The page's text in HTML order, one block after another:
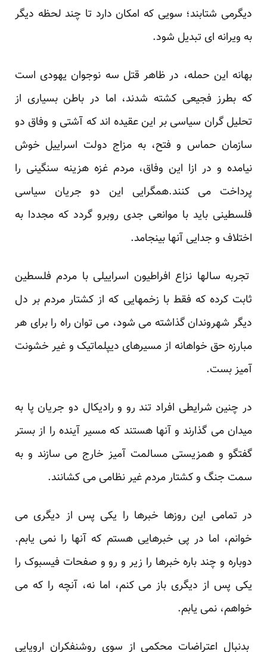
دیگرمی شتابند؛ سویی که امکان دارد تا چند لحظه دیگر
به ویرانه ای تبدیل شود.
بهانه این حمله، در ظاهر قتل سه نوجوان یهودی است
که بطرز فجیعی کشته شدند، اما در باطن بسیاری از
تحلیل گران سیاسی بر این عقیده اند که آشتی و وفاق دو
سازمان حماس و فتح، به مزاج دولت اسراییل خوش
نیامده و در ازا این وفاق، مردم غزه هزینه سنگینی را
پرداخت می کنند.همگرایی این دو جریان سیاسی
فلسطینی باید با موانعی جدی روبرو گردد که مجددا به
اختلاف و جدایی آنها بینجامد.
تجربه سالها نزاع افراطیون اسراییلی با مردم فلسطین
ثابت کرده که فقط با زخمهایی که از کشتار مردم بر دل
دیگر شهروندان گذاشته می شود، می توان راه را برای هر
مبارزه حق خواهانه از مسیرهای دیپلماتیک و غیر خشونت
آمیز بست.
در چنین شرایطی افراد تند رو و رادیکال دو جریان پا به
میدان می گذارند و آنها هستند که مسیر آینده را از بستر
گفتگو و همزیستی مسالمت آمیز خارج می سازند و به
سمت جنگ و کشتار مردم غیر نظامی می کشانند.
در تمامی این روزها خبرها را یکی پس از دیگری می
خوانم، اما در پی خبرهایی هستم که آنها را نمی یابم.
دوباره و چند باره خبرها را زیر و رو و صفحات فیسبوک را
یکی پس از دیگری باز می کنم، اما نه، آنچه را که می
خواهم، نمی یابم.
بدنبال اعتراضات محکمی از سوی روشنفکران اروپایی